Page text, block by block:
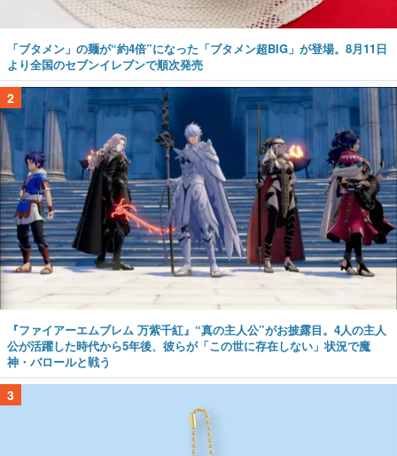
「ブタメン」の麺が“約4倍”になった「ブタメン超BIG」が登場。8月11日
より全国のセブンイレブンで順次発売
2
『ファイアーエムブレム 万紫千紅』“真の主人公”がお披露目。4人の主人
公が活躍した時代から5年後、彼らが「この世に存在しない」状況で魔
神・バロールと戦う
3